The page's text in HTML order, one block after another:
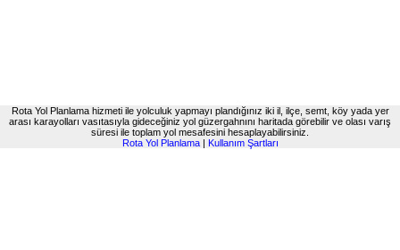
Rota Yol Planlama hizmeti ile yolculuk yapmayı plandığınız iki il, ilçe, semt, köy yada yer
arası karayolları vasıtasıyla gideceğiniz yol güzergahnını haritada görebilir ve olası varış
süresi ile toplam yol mesafesini hesaplayabilirsiniz.
Rota Yol Planlama| Kullanım Şartları